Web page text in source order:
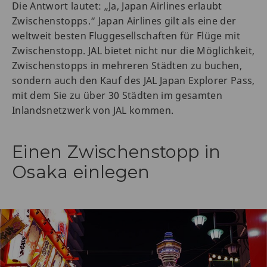
Die Antwort lautet: „Ja, Japan Airlines erlaubt
Zwischenstopps.“ Japan Airlines gilt als eine der
weltweit besten Fluggesellschaften für Flüge mit
Zwischenstopp. JAL bietet nicht nur die Möglichkeit,
Zwischenstopps in mehreren Städten zu buchen,
sondern auch den Kauf des JAL Japan Explorer Pass,
mit dem Sie zu über 30 Städten im gesamten
Inlandsnetzwerk von JAL kommen.
Einen Zwischenstopp in
Osaka einlegen